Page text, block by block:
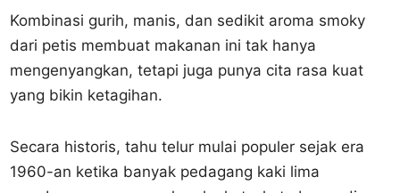
Kombinasi gurih, manis, dan sedikit aroma smoky
dari petis membuat makanan ini tak hanya
mengenyangkan, tetapi juga punya cita rasa kuat
yang bikin ketagihan.
Secara historis, tahu telur mulai populer sejak era
1960-an ketika banyak pedagang kaki lima